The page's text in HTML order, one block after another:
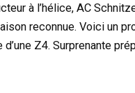
à l’hélice, AC
reconnue. Voici un
d’une Z4. Surprenante